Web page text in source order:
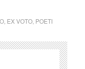
, EX VOTO, POETI